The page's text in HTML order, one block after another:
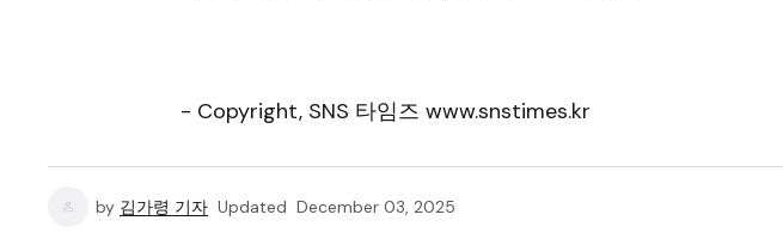
- Copyright, SNS 타임즈 www.snstimes.kr
by 김가령 기자 Updated December 03, 2025